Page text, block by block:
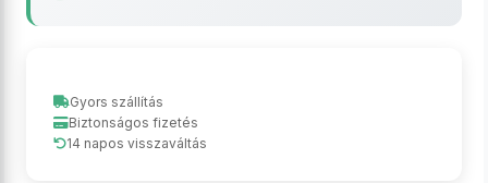
Gyors szállítás
Biztonságos fizetés
14 napos visszaváltás